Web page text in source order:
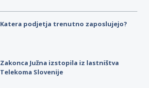
Katera podjetja trenutno zaposlujejo?
Zakonca Južna izstopila iz lastništva
Telekoma Slovenije